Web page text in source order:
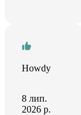
Howdy
8 лип.
2026 р.